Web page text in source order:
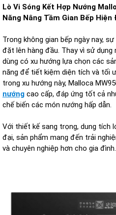
Lò Vi Sóng Kết Hợp Nướng
Năng Nâng Tầm Gian Bếp Hiện
Trong không gian bếp ngày nay,
đặt lên hàng đầu. Thay vì sử dụng
dùng có xu hướng lựa chọn các
năng để tiết kiệm diện tích và tối
trong xu hướng này, Malloca
nướng cao cấp, đáp ứng tốt cả
chế biến các món nướng hấp dẫn.
Với thiết kế sang trọng, dung tích
đại, sản phẩm mang đến trải
và chuyên nghiệp hơn cho gia đình.